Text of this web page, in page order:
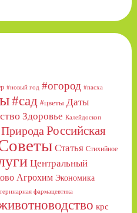
#новый год #огород #пасха
#сад #цветы Даты
Здоровье Калейдоскоп
Природа Российская
Статья Стихийное
Центральный
Агрохим Экономика
фармацевтика
крс